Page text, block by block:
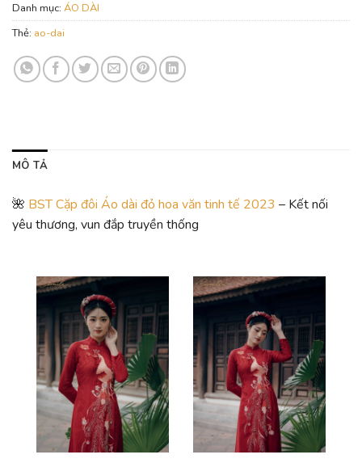
Danh mục: ÁO DÀI
Thẻ: ao-dai
MÔ TẢ
🌺 BST Cặp đôi Áo dài đỏ hoa văn tinh tế 2023 – Kết nối
yêu thương, vun đắp truyền thống